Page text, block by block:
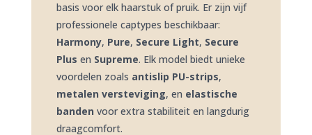
basis voor elk haarstuk of pruik. Er zijn vijf
professionele captypes beschikbaar:
Harmony, Pure, Secure Light, Secure
Plus en Supreme. Elk model biedt unieke
voordelen zoals antislip PU-strips,
metalen versteviging, en elastische
banden voor extra stabiliteit en langdurig
draagcomfort.